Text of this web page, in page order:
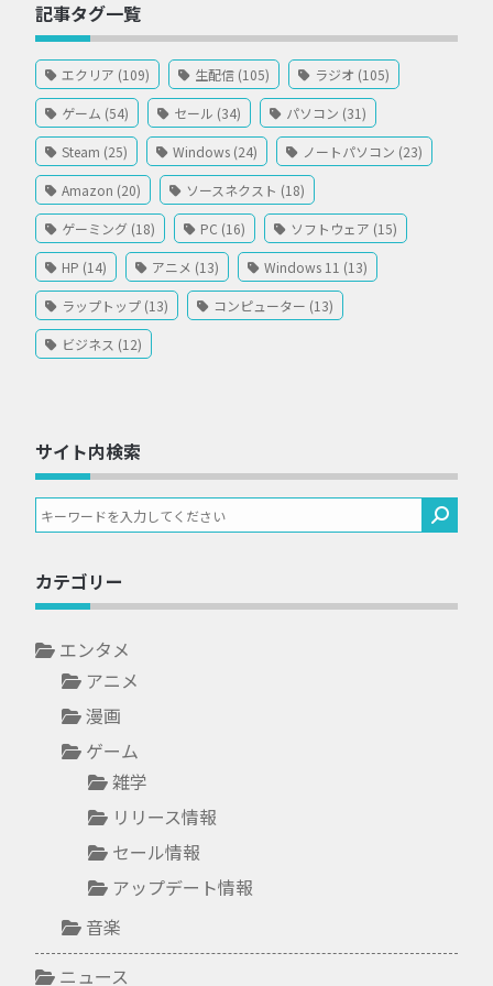
記事タグ一覧
エクリア (109) 生配信 (105) ラジオ (105)
ゲーム (54) セール (34) パソコン (31)
Steam (25) Windows (24) ノートパソコン (23)
Amazon (20) ソースネクスト (18)
ゲーミング (18) PC (16) ソフトウェア (15)
HP (14) アニメ (13) Windows 11 (13)
ラップトップ (13) コンピューター (13)
ビジネス (12)
サイト内検索
カテゴリー
エンタメ
アニメ
漫画
ゲーム
雑学
リリース情報
セール情報
アップデート情報
音楽
ニュース